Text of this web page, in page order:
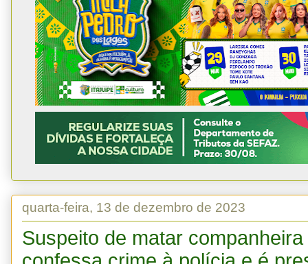
quarta-feira, 13 de dezembro de 2023
Suspeito de matar